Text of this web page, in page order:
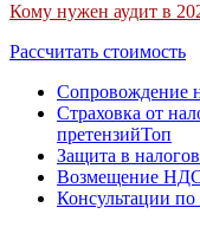
Кому нужен аудит в
Рассчитать стоимость
Сопровождение
Страховка от
претензийТоп
Защита в
Возмещение
Консультации по